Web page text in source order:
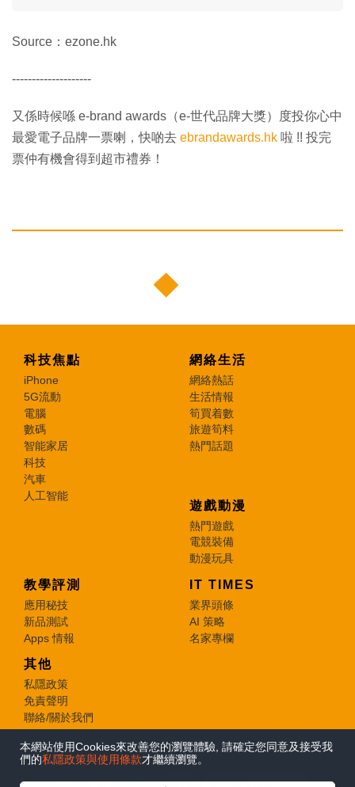
本網站使用Cookies來改善您的瀏覽體驗, 請確定您同意及接受我
們的私隱政策與使用條款才繼續瀏覽。
Source：ezone.hk
--------------------
又係時候喺 e-brand awards（e-世代品牌大獎）度投你心中
最愛電子品牌一票喇，快啲去 ebrandawards.hk 啦 !! 投完
票仲有機會得到超市禮券！
科技焦點
iPhone
5G流動
電腦
數碼
智能家居
科技
汽車
人工智能
網絡生活
網絡熱話
生活情報
筍買着數
旅遊筍料
熱門話題
遊戲動漫
熱門遊戲
電競裝備
動漫玩具
教學評測
應用秘技
新品測試
Apps 情報
IT TIMES
業界頭條
AI 策略
名家專欄
其他
私隱政策
免責聲明
聯絡/關於我們
© 2026 e-zone. All Rights Reserved.